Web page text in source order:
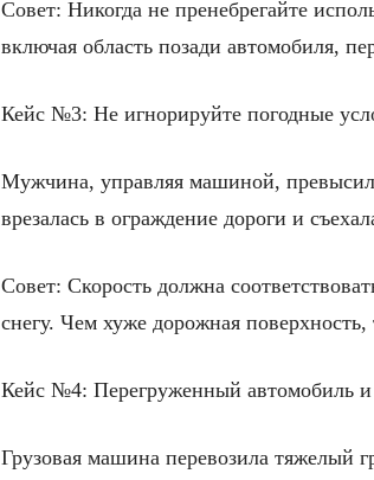
Совет: Никогда не пренебрегайте
включая область позади автомобиля,
Кейс №3: Не игнорируйте погодные
Мужчина, управляя машиной, превысил
врезалась в ограждение дороги и
Совет: Скорость должна
снегу. Чем хуже дорожная
Кейс №4: Перегруженный автомобиль и
Грузовая машина перевозила тяжелый